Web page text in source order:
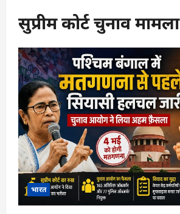
सुप्रीम कोर्ट चुनाव मामला
भारत